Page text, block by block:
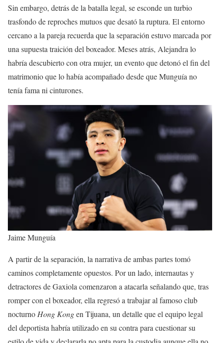
Sin embargo, detrás de la batalla legal, se esconde un turbio
trasfondo de reproches mutuos que desató la ruptura. El entorno
cercano a la pareja recuerda que la separación estuvo marcada por
una supuesta traición del boxeador. Meses atrás, Alejandra lo
habría descubierto con otra mujer, un evento que detonó el fin del
matrimonio que lo había acompañado desde que Munguía no
tenía fama ni cinturones.
Jaime Munguía
A partir de la separación, la narrativa de ambas partes tomó
caminos completamente opuestos. Por un lado, internautas y
detractores de Gaxiola comenzaron a atacarla señalando que, tras
romper con el boxeador, ella regresó a trabajar al famoso club
nocturno Hong Kongen Tijuana, un detalle que el equipo legal
del deportista habría utilizado en su contra para cuestionar su